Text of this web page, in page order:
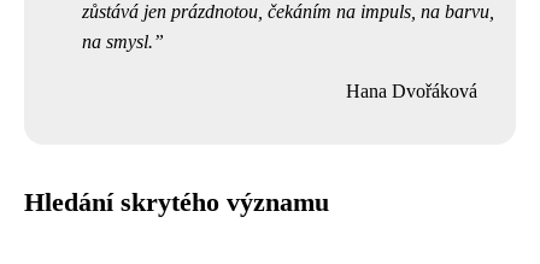
zůstává jen prázdnotou, čekáním na impuls, na barvu,
na smysl.
Hana Dvořáková
Hledání skrytého významu